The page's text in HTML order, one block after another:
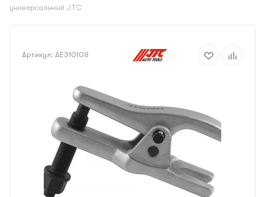
универсальный JTC
Артикул: AE310108